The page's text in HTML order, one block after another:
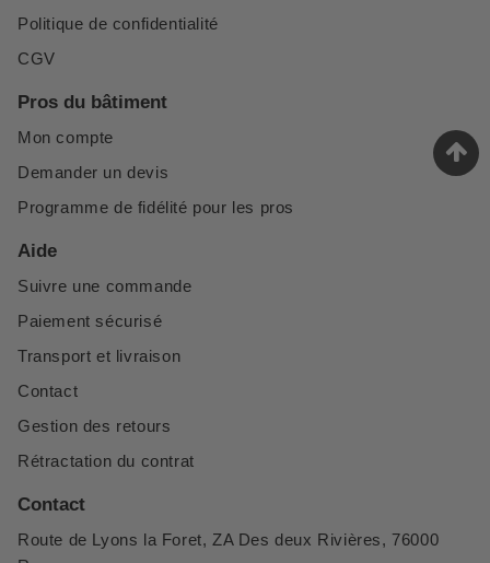
Politique de confidentialité
CGV
Pros du bâtiment
Mon compte
Demander un devis
Programme de fidélité pour les pros
Aide
Suivre une commande
Paiement sécurisé
Transport et livraison
Contact
Gestion des retours
Rétractation du contrat
Contact
Route de Lyons la Foret, ZA Des deux Rivières, 76000